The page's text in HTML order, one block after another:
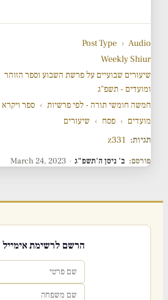
Post Type › Audio
Weekly Shiur
שיעורים שבועיים על פרשת השבוע וספר הזוהר
ומועדים - תשפ"ג
חמשה חומשי תורה - לפי פרשיות › ספר ויקרא
מועדים › פסח › שיעורים
תגיות: z331
פורסם: ב' ניסן ה'תשפ"ג ·
March 24, 2023
הרשם לרשימת אימייל